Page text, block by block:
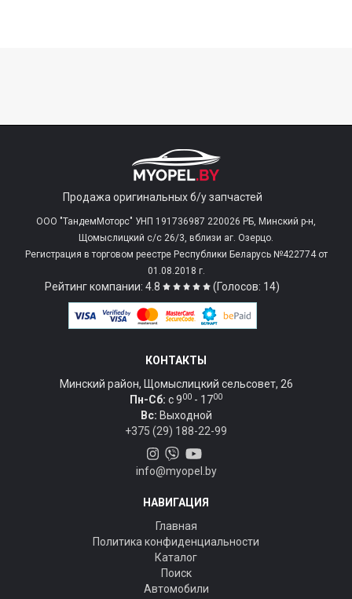
Продажа оригинальных б/у запчастей
ООО "ТандемМоторс" УНП 191736987 220026 РБ, Минский р-н,
Щомыслицкий с/c 26/3, вблизи аг. Озерцо.
Регистрация в торговом реестре Республики Беларусь №422774 от
01.08.2018 г.
Рейтинг компании: 4.8 (Голосов: 14)
КОНТАКТЫ
Минский район, Щомыслицкий сельсовет, 26
Пн-Сб: c 900 - 1700
Вс: Выходной
+375 (29) 188-22-99
info@myopel.by
НАВИГАЦИЯ
Главная
Политика конфиденциальности
Каталог
Поиск
Автомобили